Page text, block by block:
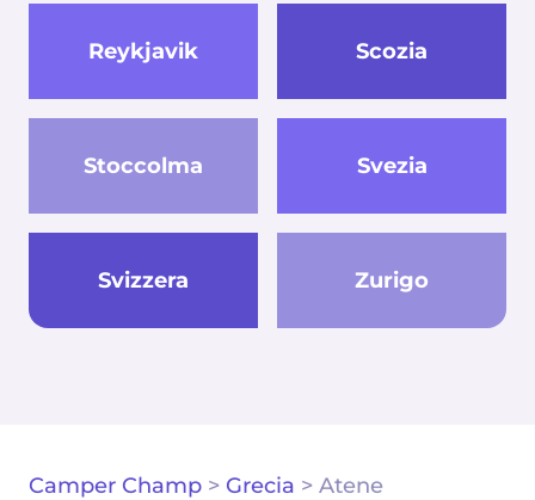
Reykjavik Scozia
Stoccolma Svezia
Svizzera Zurigo
Camper Champ > Grecia > Atene